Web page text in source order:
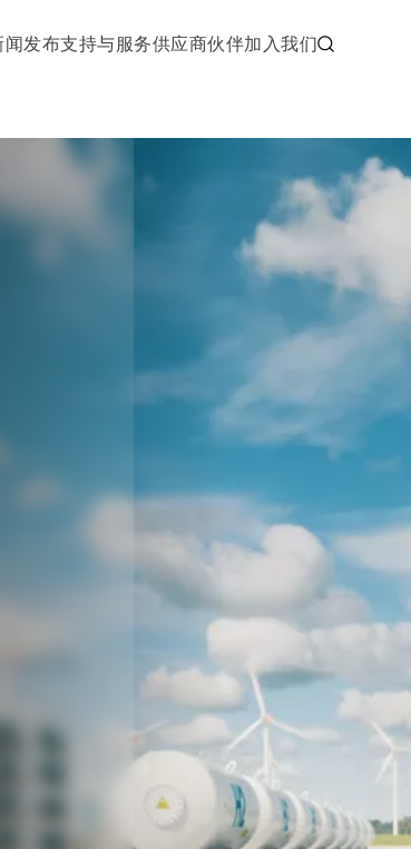
闻发布支持与服务供应商伙伴加入我们